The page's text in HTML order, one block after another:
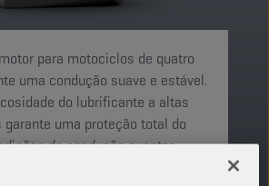
para motociclos de quatro
uma condução suave e estável.
do lubrificante a altas
uma proteção total do
de condução quentes.